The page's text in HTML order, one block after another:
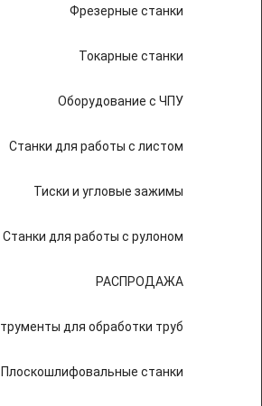
Фрезерные станки
Токарные станки
Оборудование с ЧПУ
Станки для работы с листом
Тиски и угловые зажимы
Станки для работы с рулоном
РАСПРОДАЖА
для обработки труб
Плоскошлифовальные станки